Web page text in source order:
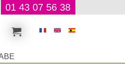
01 43 07 56 38